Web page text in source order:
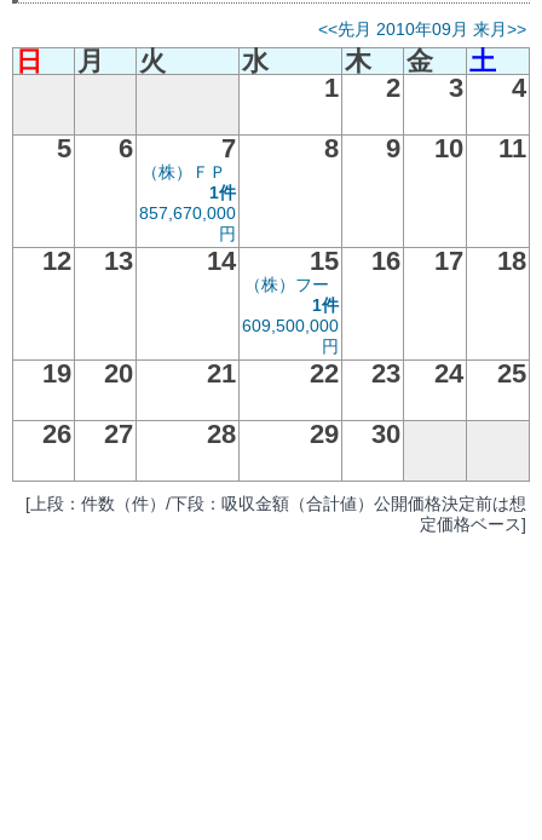
<<先月 2010年09月 来月>>
日 月 火 水 木 金
土
1
2 3
4
5
6 7
（株）ＦＰ
1件
857,670,000
円
8 9 10 11
12 13 14 15
（株）フー
1件
609,500,000
円
16 17 18
19 20 21 22 23 24
25
26
27 28 29 30
[上段：件数（件）/下段：吸収金額（合計値）公開価格決定前は想
定価格ベース]